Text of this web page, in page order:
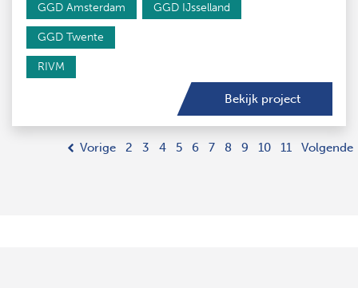
GGD Amsterdam GGD IJsselland
GGD Twente
RIVM
Bekijk project
Vorige 2 3 4 5 6 7 8 9 10 11 Volgende